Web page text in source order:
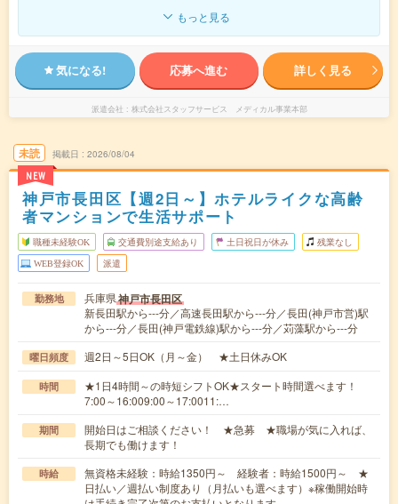
もっと見る
気になる! 応募へ進む 詳しく見る
派遣会社 株式会社スタッフサービス メディカル事業本部
未読
NEW
掲載日 2026/08/04
神戸市長田区【週2日～】ホテルライクな高齢
者マンションで生活サポート
職種未経験OK 交通費別途支給あり 土日祝日が休み 残業なし
WEB登録OK 派遣
勤務地 兵庫県神戸市長田区
新長田駅から---分／高速長田駅から---分／長田(神戸市営)駅
から---分／長田(神戸電鉄線)駅から---分／苅藻駅から---分
曜日頻度 週2日～5日OK（月～金） ★土日休みOK
時間
★1日4時間～の時短シフトOK★スタート時間選べます！
7:00～16:009:00～17:0011:…
期間
開始日はご相談ください！ ★急募 ★職場が気に入れば、
長期でも働けます！
時給
無資格未経験：時給1350円～ 経験者：時給1500円～ ★
日払い／週払い制度あり（月払いも選べます）※稼働開始時